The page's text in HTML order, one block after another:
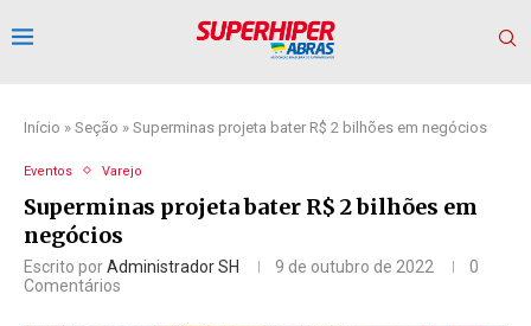
Início » Seção » Superminas projeta bater R$ 2 bilhões em negócios
Eventos Varejo
Superminas projeta bater R$ 2 bilhões em
negócios
Escrito porAdministrador SH 9 de outubro de 2022
0
Comentários